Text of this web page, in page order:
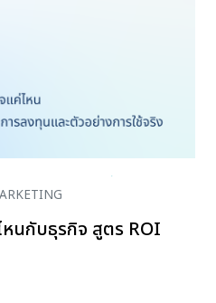
นกับธุรกิจ สูตร ROI